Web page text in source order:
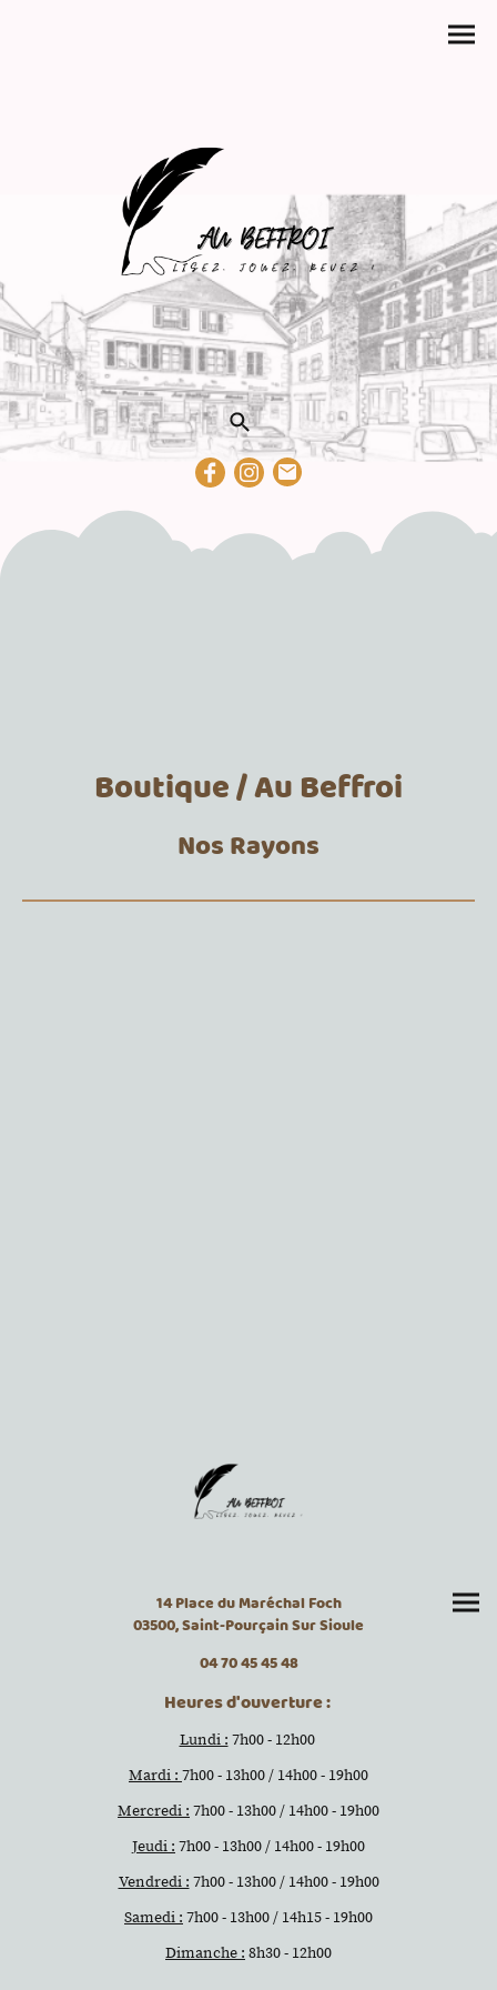
Boutique / Au Beffroi
Nos Rayons
14 Place du Maréchal Foch
03500, Saint-Pourçain Sur Sioule
04 70 45 45 48
Heures d'ouverture :
Lundi : 7h00 - 12h00
Mardi : 7h00 - 13h00 / 14h00 - 19h00
Mercredi : 7h00 - 13h00 / 14h00 - 19h00
Jeudi : 7h00 - 13h00 / 14h00 - 19h00
Vendredi : 7h00 - 13h00 / 14h00 - 19h00
Samedi : 7h00 - 13h00 / 14h15 - 19h00
Dimanche : 8h30 - 12h00